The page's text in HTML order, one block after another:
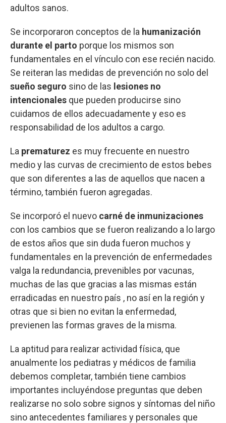
adultos sanos.
Se incorporaron conceptos de la humanización
durante el parto porque los mismos son
fundamentales en el vínculo con ese recién nacido.
Se reiteran las medidas de prevención no solo del
sueño seguro sino de las lesiones no
intencionales que pueden producirse sino
cuidamos de ellos adecuadamente y eso es
responsabilidad de los adultos a cargo.
La prematurez es muy frecuente en nuestro
medio y las curvas de crecimiento de estos bebes
que son diferentes a las de aquellos que nacen a
término, también fueron agregadas.
Se incorporó el nuevo carné de inmunizaciones
con los cambios que se fueron realizando a lo largo
de estos años que sin duda fueron muchos y
fundamentales en la prevención de enfermedades
valga la redundancia, prevenibles por vacunas,
muchas de las que gracias a las mismas están
erradicadas en nuestro país , no así en la región y
otras que si bien no evitan la enfermedad,
previenen las formas graves de la misma.
La aptitud para realizar actividad física, que
anualmente los pediatras y médicos de familia
debemos completar, también tiene cambios
importantes incluyéndose preguntas que deben
realizarse no solo sobre signos y síntomas del niño
sino antecedentes familiares y personales que